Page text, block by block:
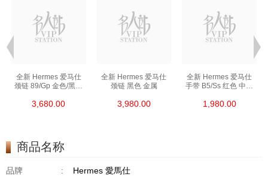
全新 Hermes 爱马仕
颈链 89/Gp 金色/黑色
3,680.00
全新 Hermes 爱马仕
颈链 黑色 金属
3,980.00
全新 Hermes 爱马仕
手带 B5/Ss 红色 中号
1,980.00
商品名称
品牌 : Hermes 愛馬仕